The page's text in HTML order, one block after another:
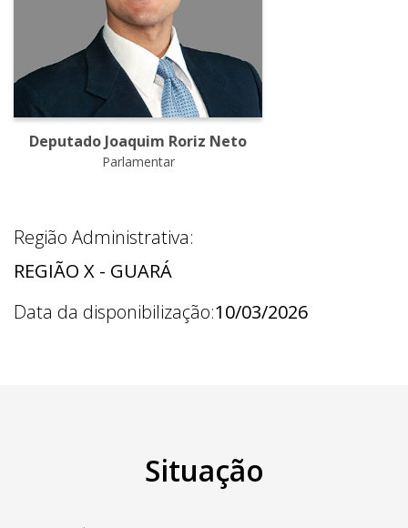
Deputado Joaquim Roriz Neto
Parlamentar
Região Administrativa:
REGIÃO X - GUARÁ
Data da disponibilização:10/03/2026
Situação